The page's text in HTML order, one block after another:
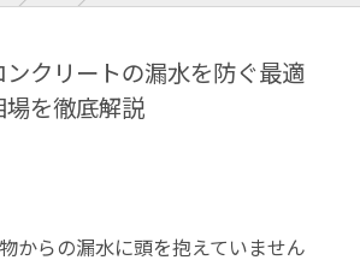
クリートの漏水を防ぐ最適
を徹底解説
からの漏水に頭を抱えていません